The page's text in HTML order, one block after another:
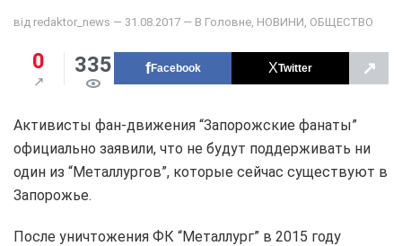
від redaktor_news — 31.08.2017 — В Головне НОВИНИ ОБЩЕСТВО
0 335 Facebook Twitter ↗
Активисты фан-движения “Запорожские фанаты”
официально заявили, что не будут поддерживать ни
один из “Металлургов”, которые сейчас существуют в
Запорожье.
После уничтожения ФК “Металлург” в 2015 году